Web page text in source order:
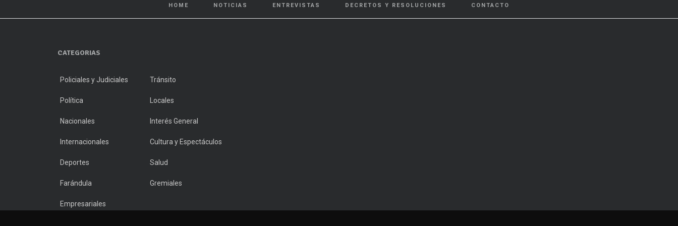
HOME NOTICIAS ENTREVISTAS DECRETOS Y RESOLUCIONES CONTACTO
CATEGORIAS
Policiales y Judiciales Tránsito
Política Locales
Nacionales Interés General
Internacionales Cultura y Espectáculos
Deportes Salud
Farándula Gremiales
Empresariales